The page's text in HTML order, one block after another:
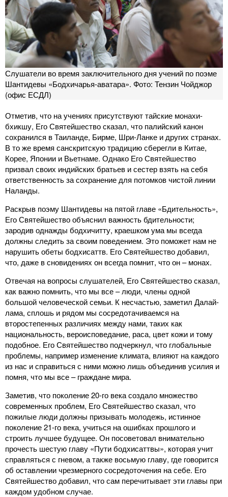
Слушатели во время заключительного дня учений по поэме
Шантидевы «Бодхичарья-аватара». Фото: Тензин Чойджор
(офис ЕСДЛ)
Отметив, что на учениях присутствуют тайские монахи-
бхикшу, Его Святейшество сказал, что палийский канон
сохранился в Таиланде, Бирме, Шри-Ланке и других странах.
В то же время санскритскую традицию сберегли в Китае,
Корее, Японии и Вьетнаме. Однако Его Святейшество
призвал своих индийских братьев и сестер взять на себя
ответственность за сохранение для потомков чистой линии
Наланды.
Раскрыв поэму Шантидевы на пятой главе «Бдительность»,
Его Святейшество объяснил важность бдительности;
зародив однажды бодхичитту, краешком ума мы всегда
должны следить за своим поведением. Это поможет нам не
нарушить обеты бодхисаттв. Его Святейшество добавил,
что, даже в сновидениях он всегда помнит, что он – монах.
Отвечая на вопросы слушателей, Его Святейшество сказал,
как важно помнить, что мы все – люди, члены одной
большой человеческой семьи. К несчастью, заметил Далай-
лама, сплошь и рядом мы сосредотачиваемся на
второстепенных различиях между нами, таких как
национальность, вероисповедание, раса, цвет кожи и тому
подобное. Его Святейшество подчеркнул, что глобальные
проблемы, например изменение климата, влияют на каждого
из нас и справиться с ними можно лишь объединив усилия и
помня, что мы все – граждане мира.
Заметив, что поколение 20-го века создало множество
современных проблем, Его Святейшество сказал, что
пожилые люди должны призывать молодежь, истинное
поколение 21-го века, учиться на ошибках прошлого и
строить лучшее будущее. Он посоветовал внимательно
прочесть шестую главу «Пути бодхисаттвы», которая учит
справляться с гневом, а также восьмую главу, где говорится
об оставлении чрезмерного сосредоточения на себе. Его
Святейшество добавил, что сам перечитывает эти главы при
каждом удобном случае.